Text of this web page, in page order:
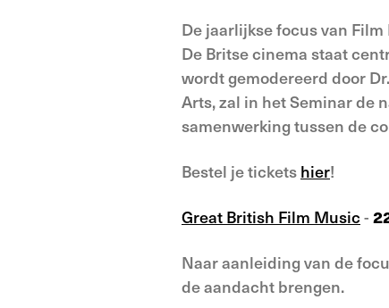
De jaarlijkse focus van
De Britse cinema staat
wordt gemodereerd door
Arts, zal in het Seminar de
samenwerking tussen de
Bestel je tickets hier!
Great British Film Music -
Naar aanleiding van de
de aandacht brengen.